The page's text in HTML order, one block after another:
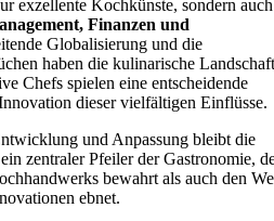
exzellente Kochkünste, sondern auch
Finanzen und
Globalisierung und die
haben die kulinarische Landschaft
Chefs spielen eine entscheidende
dieser vielfältigen Einflüsse.
und Anpassung bleibt die
zentraler Pfeiler der Gastronomie,
bewahrt als auch den
ebnet.